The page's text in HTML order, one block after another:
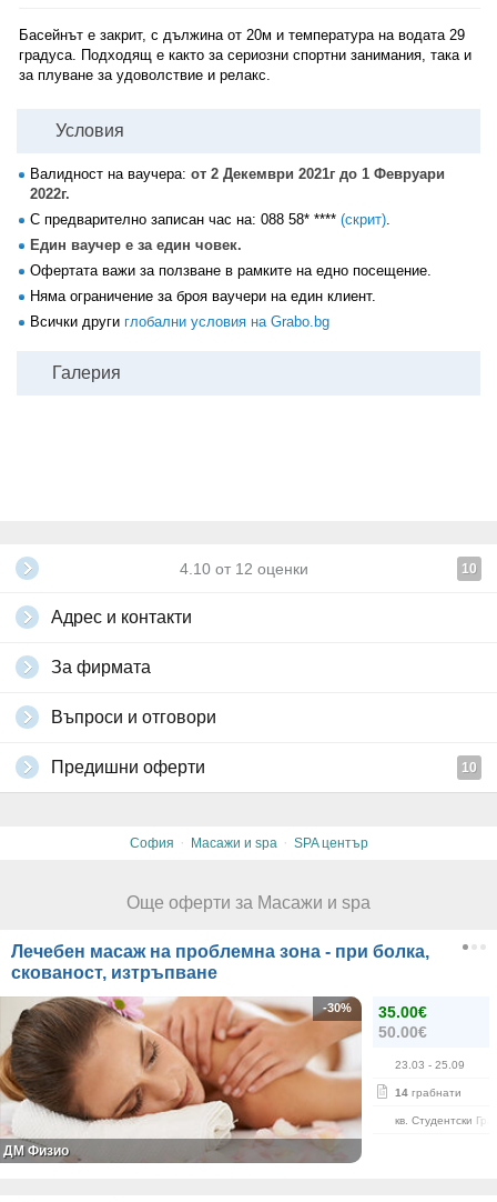
Басейнът е закрит, с дължина от 20м и температура на водата 29
градуса. Подходящ е както за сериозни спортни занимания, така и
за плуване за удоволствие и релакс.
Условия
Валидност на ваучера: от 2 Декември 2021г до 1 Февруари
2022г.
С предварително записан час на: 088 58* **** (скрит).
Един ваучер е за един човек.
Офертата важи за ползване в рамките на едно посещение.
Няма ограничение за броя ваучери на един клиент.
Всички други глобални условия на Grabo.bg
Галерия
4.10 от 12 оценки 10
Адрес и контакти
За фирмата
Въпроси и отговори
Предишни оферти 10
София · Масажи и spa · SPA център
Още оферти за Масажи и spa
Лечебен масаж на проблемна зона - при болка,
скованост, изтръпване
35.00€
50.00€
23.03 - 25.09
14 грабнати
кв. Студентски
-30%
ДМ Физио